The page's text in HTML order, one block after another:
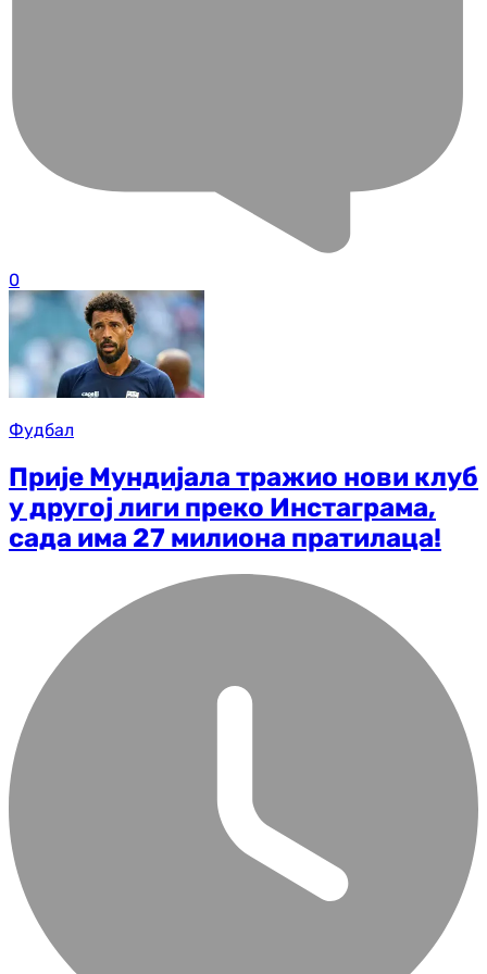
0
Фудбал
Прије Мундијала тражио нови клуб
у другој лиги преко Инстаграма,
сада има 27 милиона пратилаца!